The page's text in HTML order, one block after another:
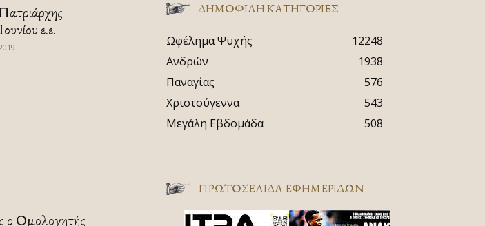
ε.ε.
ο Ομολογητής
ΔΗΜΟΦΙΛΗ ΚΑΤΗΓΟΡΙΕΣ
Ωφέλημα Ψυχής
12248
Ανδρών
1938
Παναγίας
576
Χριστούγεννα
543
Μεγάλη Εβδομάδα
508
ΠΡΩΤΟΣΈΛΙΔΑ ΕΦΗΜΕΡΊΔΩΝ